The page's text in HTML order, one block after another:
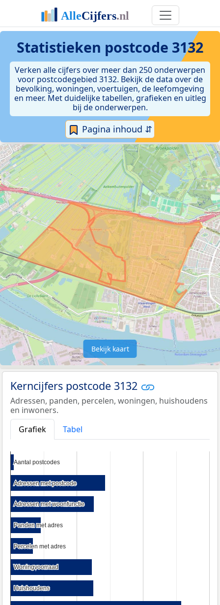
Statistieken postcode 3132
Verken alle cijfers over meer dan 250 onderwerpen
voor postcodegebied 3132. Bekijk de data over de
bevolking, woningen, voertuigen, de leefomgeving
en meer. Met duidelijke tabellen, grafieken en uitleg
bij de onderwerpen.
Pagina inhoud ⇵
Bekijk kaart
Kerncijfers postcode 3132
Adressen, panden, percelen, woningen, huishoudens
en inwoners.
Grafiek
Tabel
Aantal postcodes
Aantal postcodes
Adressen met postcode
Adressen met postcode
Adressen met woonfunctie
Adressen met woonfunctie
Panden met adres
Panden met adres
Percelen met adres
Percelen met adres
Woningvoorraad
Woningvoorraad
Huishoudens
Huishoudens